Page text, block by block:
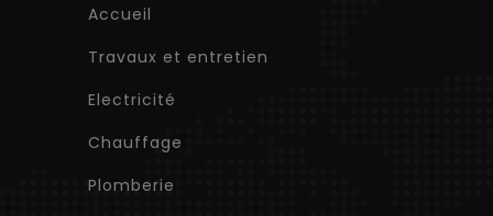
Accueil
Travaux et entretien
Electricité
Chauffage
Plomberie